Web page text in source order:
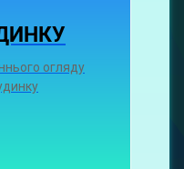
огляду